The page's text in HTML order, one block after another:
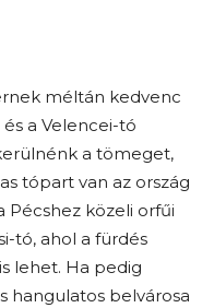
méltán kedvenc
a Velencei-tó
a tömeget,
tópart van az ország
Pécshez közeli orfűi
tó, ahol a fürdés
lehet. Ha pedig
hangulatos belvárosa